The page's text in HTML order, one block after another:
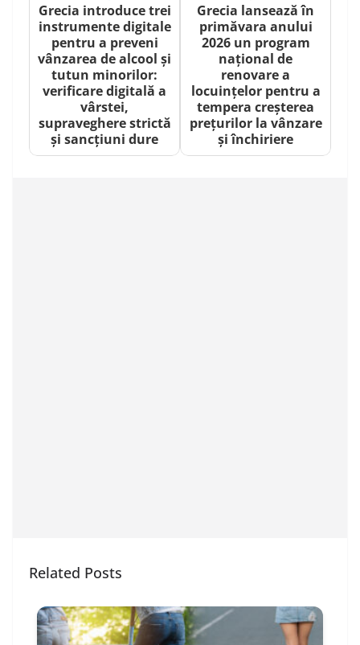
Grecia introduce trei
instrumente digitale
pentru a preveni
vânzarea de alcool și
tutun minorilor:
verificare digitală a
vârstei,
supraveghere strictă
și sancțiuni dure
Grecia lansează în
primăvara anului
2026 un program
național de
renovare a
locuințelor pentru a
tempera creșterea
prețurilor la vânzare
și închiriere
Related Posts